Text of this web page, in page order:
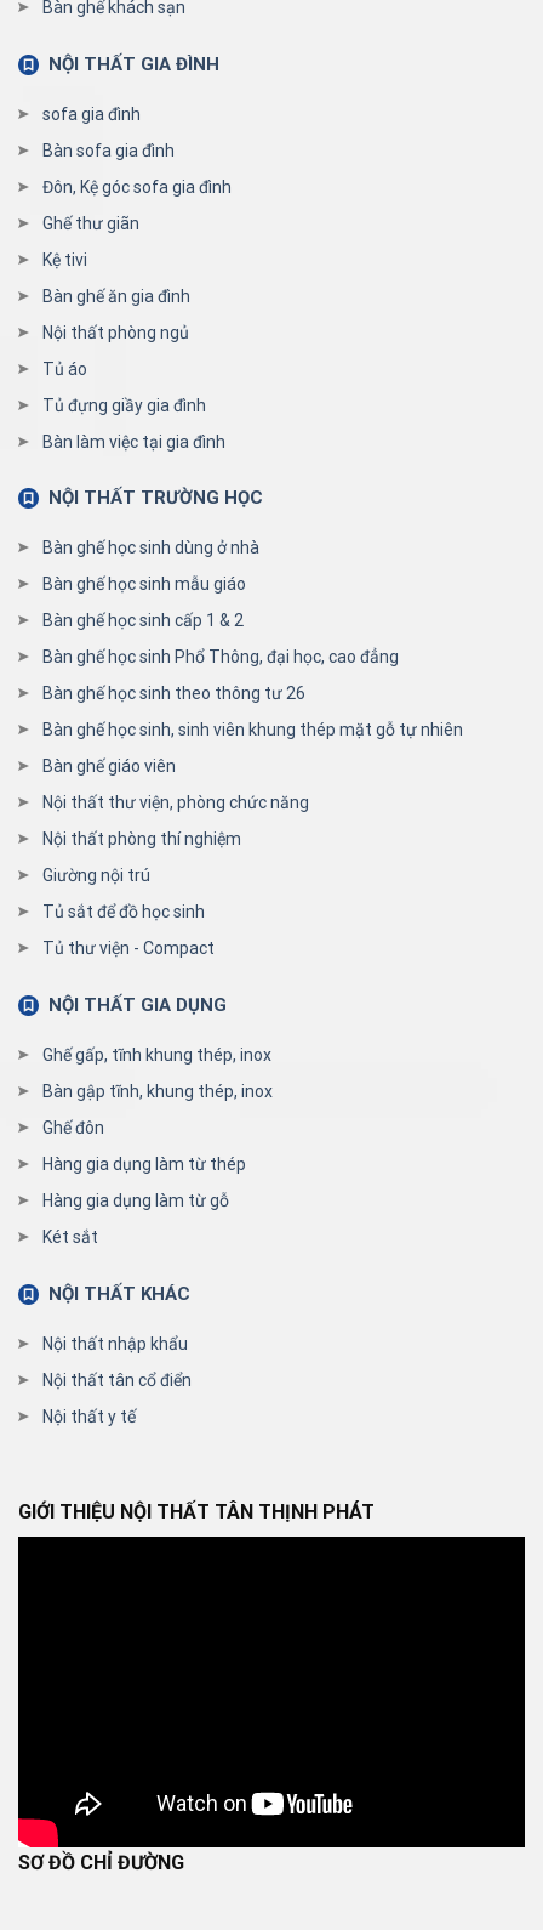
Bàn ghế khách sạn
NỘI THẤT GIA ĐÌNH
sofa gia đình
Bàn sofa gia đình
Đôn, Kệ góc sofa gia đình
Ghế thư giãn
Kệ tivi
Bàn ghế ăn gia đình
Nội thất phòng ngủ
Tủ áo
Tủ đựng giầy gia đình
Bàn làm việc tại gia đình
NỘI THẤT TRƯỜNG HỌC
Bàn ghế học sinh dùng ở nhà
Bàn ghế học sinh mẫu giáo
Bàn ghế học sinh cấp 1 & 2
Bàn ghế học sinh Phổ Thông, đại học, cao đẳng
Bàn ghế học sinh theo thông tư 26
Bàn ghế học sinh, sinh viên khung thép mặt gỗ tự nhiên
Bàn ghế giáo viên
Nội thất thư viện, phòng chức năng
Nội thất phòng thí nghiệm
Giường nội trú
Tủ sắt để đồ học sinh
Tủ thư viện - Compact
NỘI THẤT GIA DỤNG
Ghế gấp, tĩnh khung thép, inox
Bàn gập tĩnh, khung thép, inox
Ghế đôn
Hàng gia dụng làm từ thép
Hàng gia dụng làm từ gỗ
Két sắt
NỘI THẤT KHÁC
Nội thất nhập khẩu
Nội thất tân cổ điển
Nội thất y tế
GIỚI THIỆU NỘI THẤT TÂN THỊNH PHÁT
SƠ ĐỒ CHỈ ĐƯỜNG